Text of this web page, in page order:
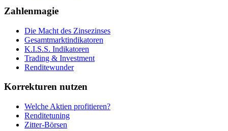
Zahlenmagie
Die Macht des Zinsezinses
Gesamtmarktindikatoren
K.I.S.S. Indikatoren
Trading & Investment
Renditewunder
Korrekturen nutzen
Welche Aktien profitieren?
Renditetuning
Zitter-Börsen